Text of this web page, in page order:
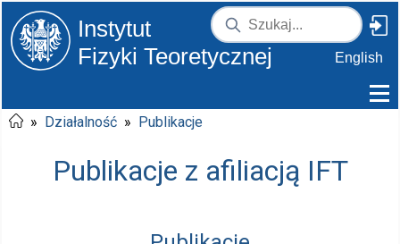
Instytut
Fizyki Teoretycznej
English
» Działalność » Publikacje
Publikacje z afiliacją IFT